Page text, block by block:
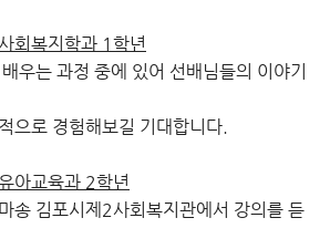
회복지학과 1학년
우는 과정 중에 있어 선배님들의 이야기
으로 경험해보길 기대합니다.
아교육과 2학년
송 김포시제2사회복지관에서 강의를 듣